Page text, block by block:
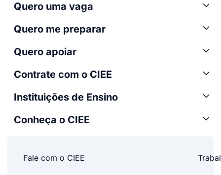
Quero uma vaga
Quero me preparar
Quero apoiar
Contrate com o CIEE
Instituições de Ensino
Conheça o CIEE
Fale com o CIEE